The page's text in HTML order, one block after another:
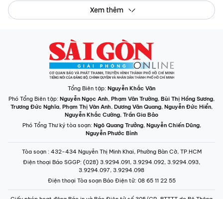
Xem thêm
Tổng Biên tập: Nguyễn Khắc Văn
Phó Tổng Biên tập: Nguyễn Ngọc Anh, Phạm Văn Trường, Bùi Thị Hồng Sương,
Trương Đức Nghĩa, Phạm Thị Vân Anh, Dương Văn Quang, Nguyễn Đức Hiển,
Nguyễn Khắc Cường, Trần Gia Bảo
Phó Tổng Thư ký tòa soạn: Ngô Quang Trưởng, Nguyễn Chiến Dũng,
Nguyễn Phước Bình
Tòa soạn : 432-434 Nguyễn Thị Minh Khai, Phường Bàn Cờ, TP.HCM
Điện thoại Báo SGGP: (028) 3.9294.091, 3.9294.092, 3.9294.093,
3.9294.097, 3.9294.098
Điện thoại Tòa soạn Báo Điện tử: 08 65 11 22 55